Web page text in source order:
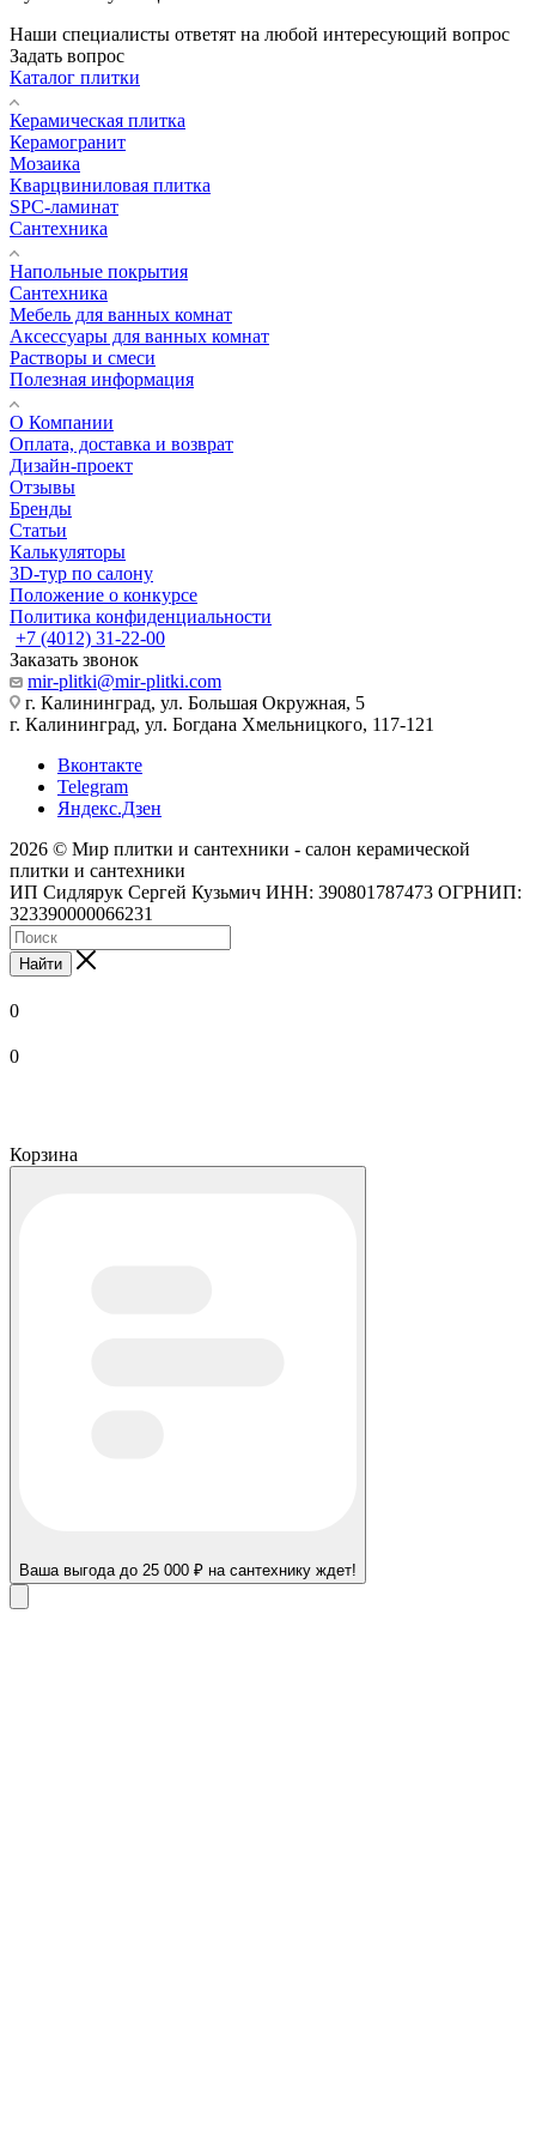
Наши специалисты ответят на любой интересующий вопрос
Задать вопрос
Каталог плитки
Керамическая плитка
Керамогранит
Мозаика
Кварцвиниловая плитка
SPC-ламинат
Сантехника
Напольные покрытия
Сантехника
Мебель для ванных комнат
Аксессуары для ванных комнат
Растворы и смеси
Полезная информация
О Компании
Оплата, доставка и возврат
Дизайн-проект
Отзывы
Бренды
Статьи
Калькуляторы
3D-тур по салону
Положение о конкурсе
Политика конфиденциальности
+7 (4012) 31-22-00
Заказать звонок
mir-plitki@mir-plitki.com
г. Калининград, ул. Большая Окружная, 5
г. Калининград, ул. Богдана Хмельницкого, 117-121
Вконтакте
Telegram
Яндекс.Дзен
2026 © Мир плитки и сантехники - салон керамической
плитки и сантехники
ИП Сидлярук Сергей Кузьмич ИНН: 390801787473 ОГРНИП:
323390000066231
Найти
0
0
Корзина
Ваша выгода до 25 000 ₽ на сантехнику ждет!